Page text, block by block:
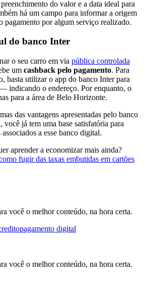
do valor e a data ideal para
há um campo para informar a origem
pagamento por algum serviço realizado.
do banco Inter
o seu carro em via pública controlada
um cashback pelo pagamento. Para
basta utilizar o app do banco Inter para
indicando o endereço. Por enquanto, o
para a área de Belo Horizonte.
das vantagens apresentadas pelo banco
já tem uma base satisfatória para
a esse banco digital.
aprender a economizar mais ainda?
fugir das taxas embutidas em cartões
você o melhor conteúdo, na hora certa.
pagamento digital
você o melhor conteúdo, na hora certa.